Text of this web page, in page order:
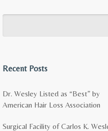
Recent Posts
Dr. Wesley Listed as “Best” by
American Hair Loss Association
Surgical Facility of Carlos K.